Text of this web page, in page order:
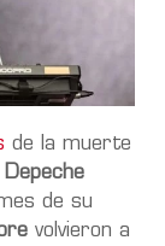
de la muerte
Depeche
de su
volvieron a